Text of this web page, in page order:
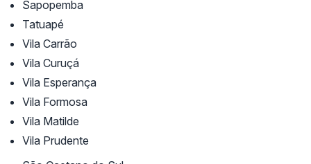
Sapopemba
Tatuapé
Vila Carrão
Vila Curuçá
Vila Esperança
Vila Formosa
Vila Matilde
Vila Prudente